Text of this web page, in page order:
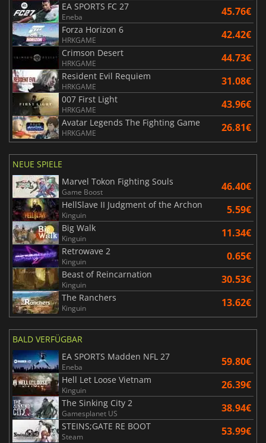
EA SPORTS FC 27
Eneba 45.76€
Forza Horizon 6
HRKGAME 42.42€
Crimson Desert
HRKGAME 44.73€
Resident Evil Requiem
HRKGAME 31.08€
007 First Light
HRKGAME 43.96€
Avatar Legends The Fighting Game
HRKGAME 26.81€
NEUE SPIELE
Marvel Tokon Fighting Souls
Game Boost 46.40€
HellSlave II Judgment of the Archon
Kinguin 5.59€
Big Walk
Kinguin 11.34€
Retrowave 2
Kinguin 0.65€
Beast of Reincarnation
Kinguin 30.53€
The Ranchers
Kinguin 13.62€
BALD VERFÜGBAR
EA SPORTS Madden NFL 27
Eneba 59.80€
Hell Let Loose Vietnam
Kinguin 26.39€
The Sinking City 2
Gamesplanet US 38.94€
STEINS;GATE RE BOOT
Steam 53.99€